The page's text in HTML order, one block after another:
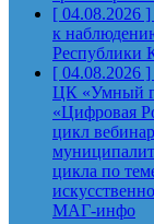
[ 04.08.2026 ]
к
Республики
[ 04.08.2026 ]
ЦК «Умный
«Цифровая
цикл
цикла по
МАГ-инфо